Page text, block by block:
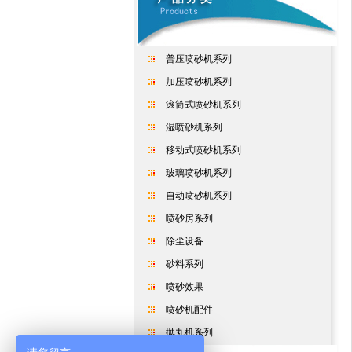
普压喷砂机系列
加压喷砂机系列
滚筒式喷砂机系列
湿喷砂机系列
移动式喷砂机系列
玻璃喷砂机系列
自动喷砂机系列
喷砂房系列
除尘设备
砂料系列
喷砂效果
喷砂机配件
抛丸机系列